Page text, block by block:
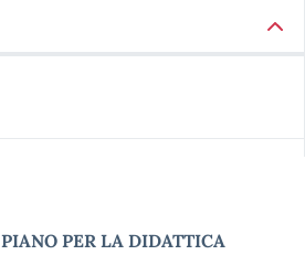
PIANO PER LA DIDATTICA